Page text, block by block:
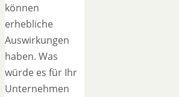
können
erhebliche
Auswirkungen
haben. Was
würde es für Ihr
Unternehmen